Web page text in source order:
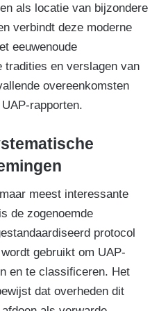
als locatie van bijzondere
verbindt deze moderne
eeuwenoude
tradities en verslagen van
overeenkomsten
rapporten.
meest interessante
de zogenoemde
protocol
gebruikt om UAP-
en te classificeren. Het
dat overheden dit